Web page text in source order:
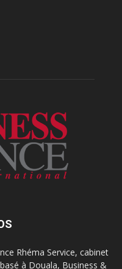
Rhéma Service, cabinet
à Douala, Business &